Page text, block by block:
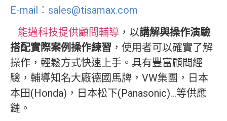
E-mail：sales@tisamax.com
能邁科技提供顧問輔導 ，以講解與操作演驗
搭配實際案例操作練習 ，使用者可以確實了解
操作，輕鬆方式快速上手。具有豐富顧問經
驗，輔導知名大廠德國馬牌，VW集團，日本
本田(Honda)，日本松下(Panasonic)…等供應
鏈。